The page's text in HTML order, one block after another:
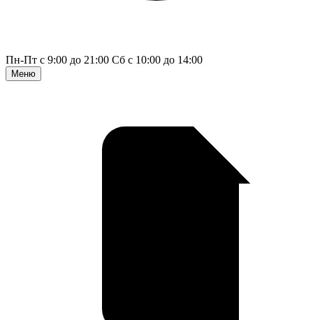
Пн-Пт с 9:00 до 21:00 Сб с 10:00 до 14:00
Меню